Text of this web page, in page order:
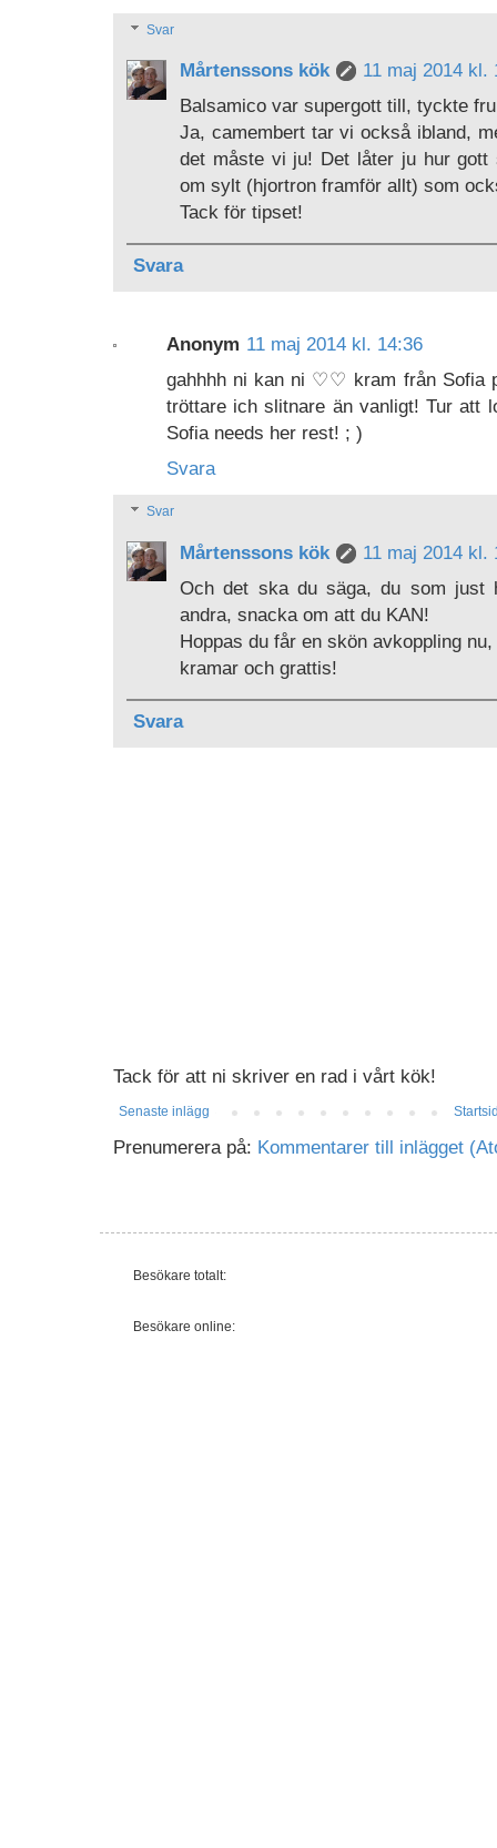
Svar
Mårtenssons kök
11 maj 2014 kl.
Balsamico var supergott till, tyckte
Ja, camembert tar vi också ibland,
det måste vi ju! Det låter ju hur gott
om sylt (hjortron framför allt) som
Tack för tipset!
Svara
Anonym 11 maj 2014 kl. 14:36
gahhhh ni kan ni ♡♡ kram från Sofia
tröttare ich slitnare än vanligt! Tur att
Sofia needs her rest! ; )
Svara
Svar
Mårtenssons kök
11 maj 2014 kl.
Och det ska du säga, du som just
andra, snacka om att du KAN!
Hoppas du får en skön avkoppling nu,
kramar och grattis!
Svara
Tack för att ni skriver en rad i vårt kök!
Senaste inlägg
Prenumerera på: Kommentarer till inlägget
Besökare totalt:
Besökare online: